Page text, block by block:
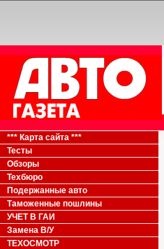
*** Карта сайта ***
Тесты
Обзоры
Техбюро
Подержанные авто
Таможенные пошлины
УЧЕТ В ГАИ
Замена В/У
ТЕХОСМОТР